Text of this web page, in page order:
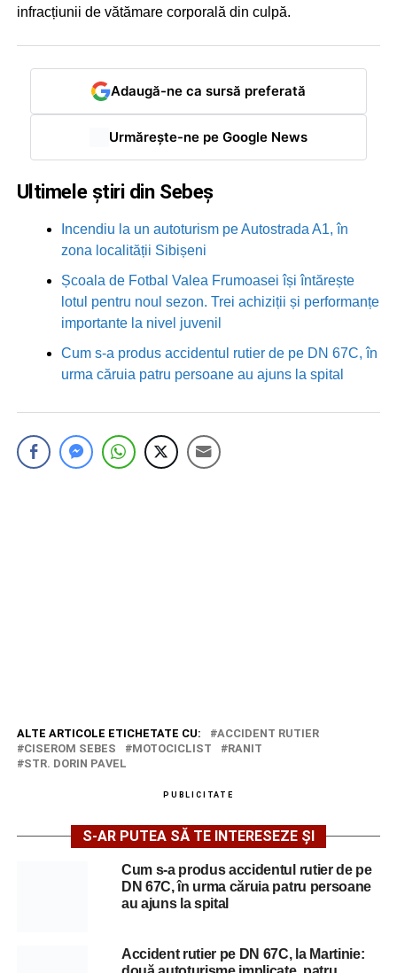
infracțiunii de vătămare corporală din culpă.
Adaugă-ne ca sursă preferată
Urmărește-ne pe Google News
Ultimele știri din Sebeș
Incendiu la un autoturism pe Autostrada A1, în
zona localității Sibișeni
Școala de Fotbal Valea Frumoasei își întărește
lotul pentru noul sezon. Trei achiziții și performanțe
importante la nivel juvenil
Cum s-a produs accidentul rutier de pe DN 67C, în
urma căruia patru persoane au ajuns la spital
ALTE ARTICOLE ETICHETATE CU:
ACCIDENT RUTIER
CISEROM SEBES
MOTOCICLIST
RANIT
STR. DORIN PAVEL
PUBLICITATE
S-AR PUTEA SĂ TE INTERESEZE ȘI
Cum s-a produs accidentul rutier de pe
DN 67C, în urma căruia patru persoane
au ajuns la spital
Accident rutier pe DN 67C, la Martinie: